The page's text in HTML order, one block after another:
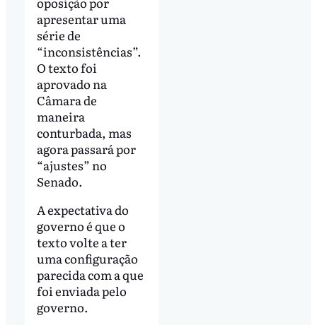
apresentar uma
série de
“inconsistências”.
O texto foi
aprovado na
Câmara de
maneira
conturbada, mas
agora passará por
“ajustes” no
Senado.
A expectativa do
governo é que o
texto volte a ter
uma configuração
parecida com a que
foi enviada pelo
governo.